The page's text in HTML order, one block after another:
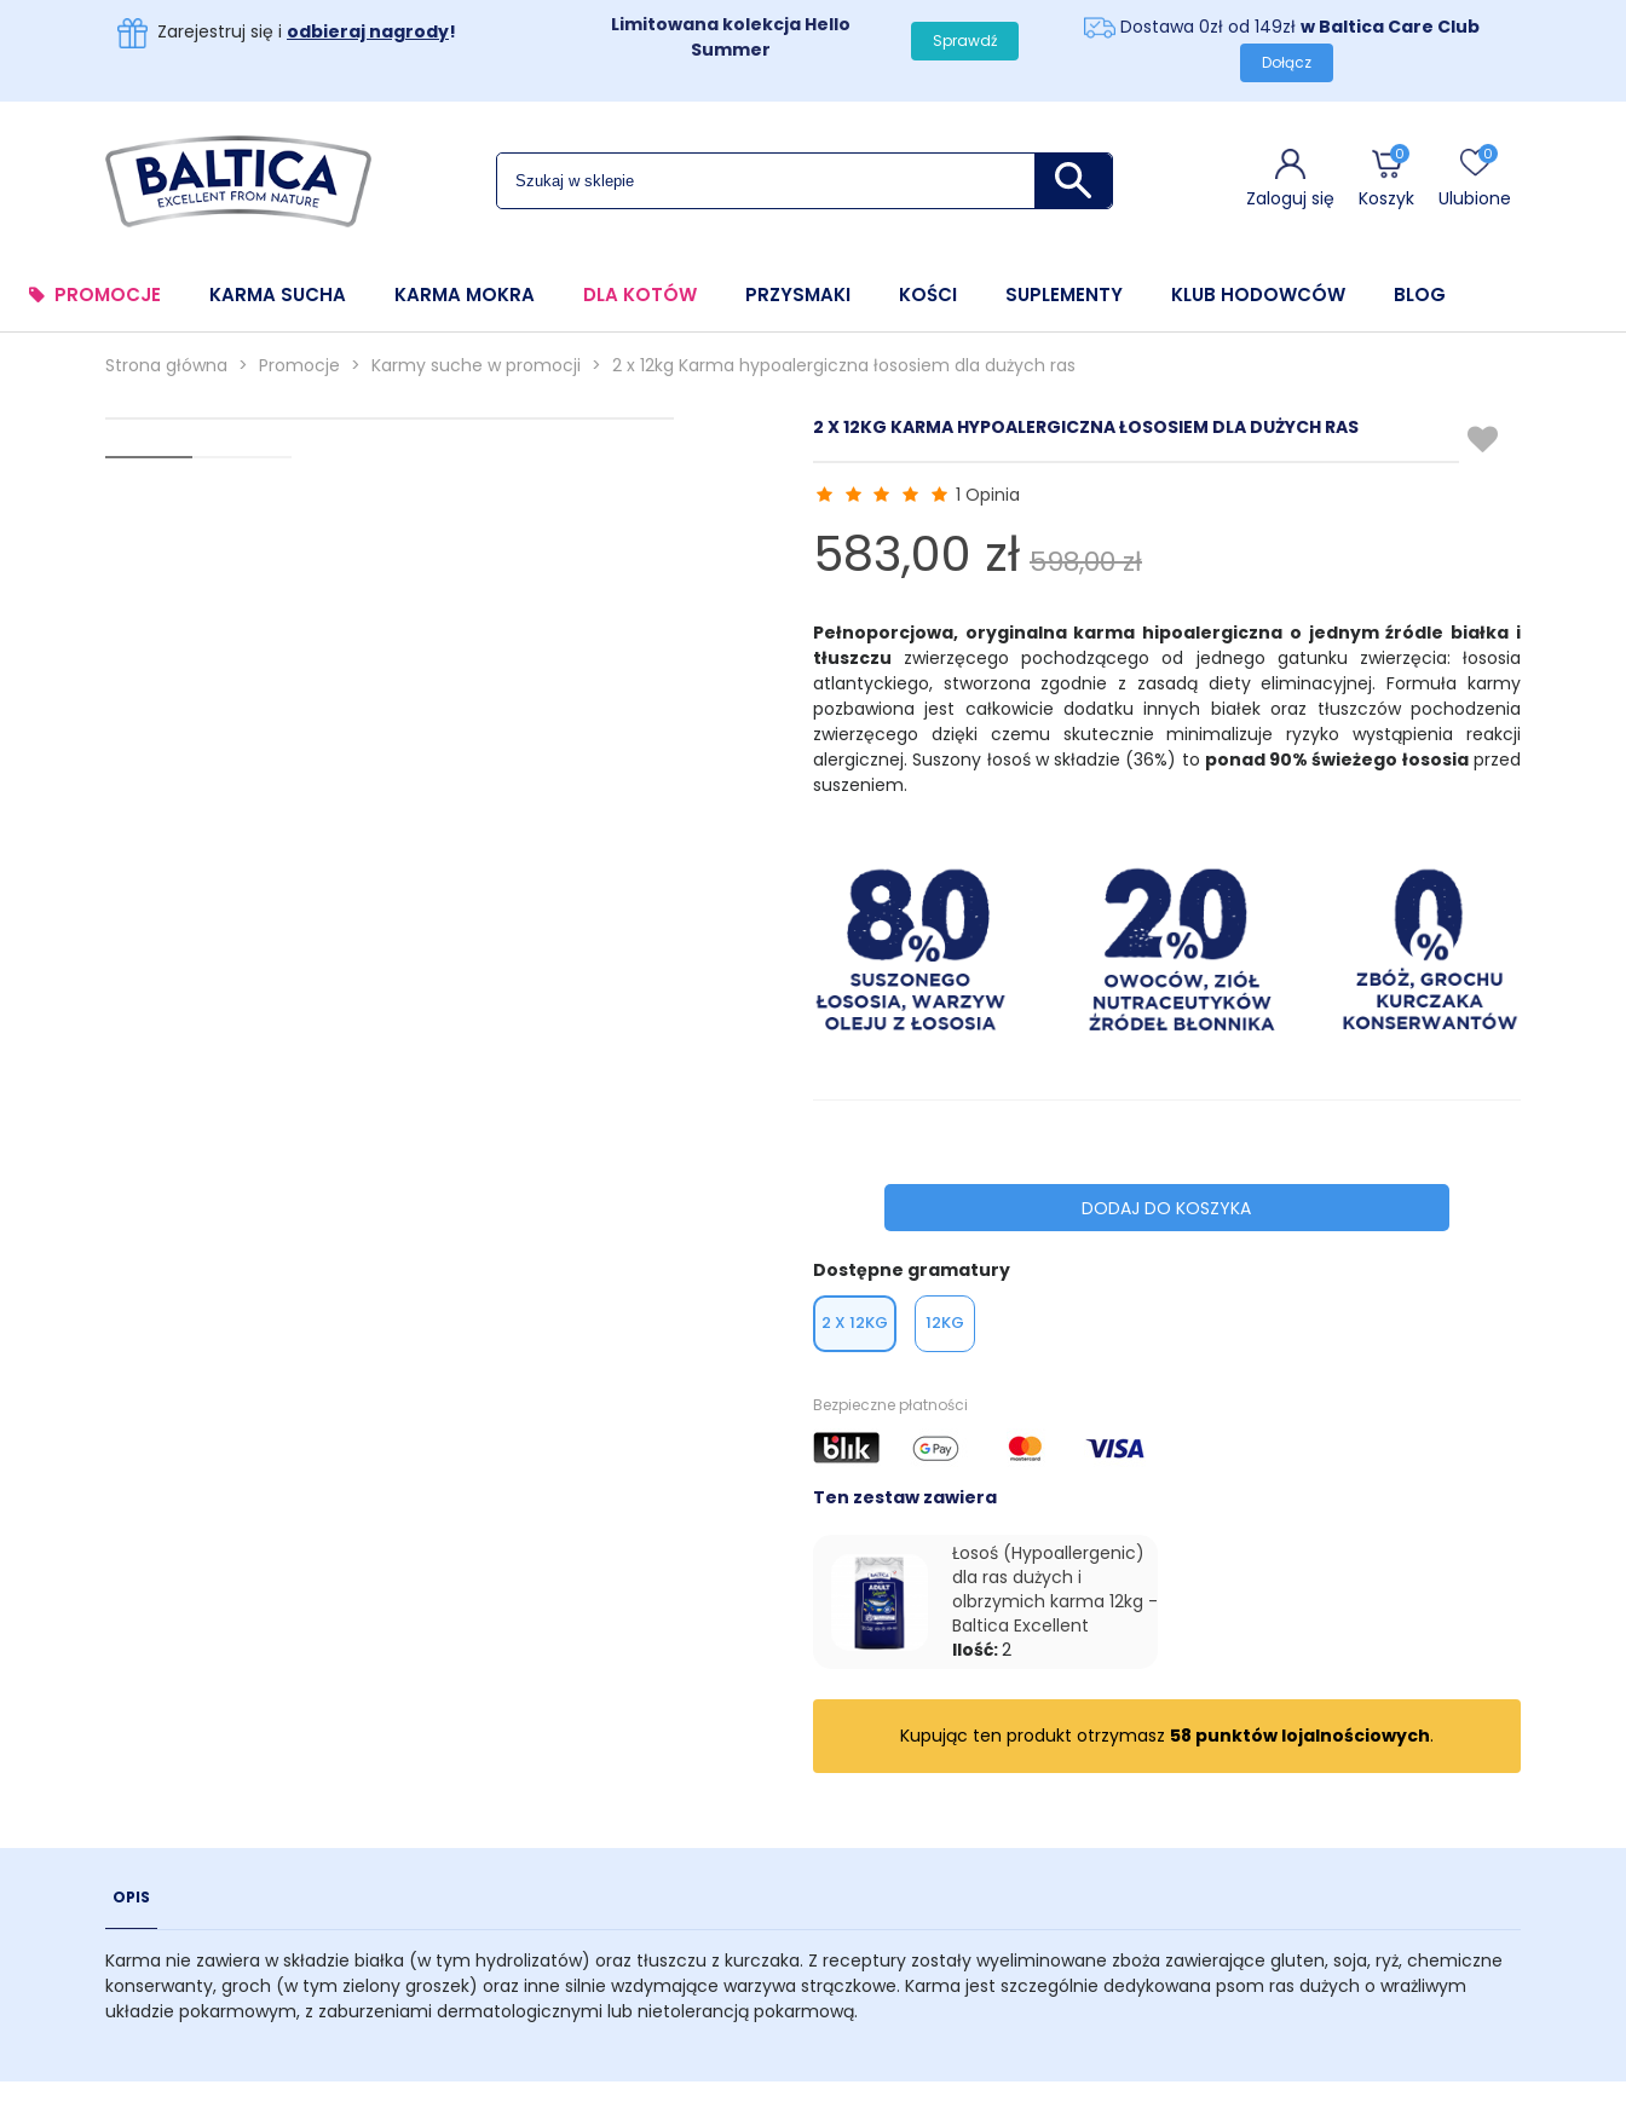
Zarejestruj się i odbieraj nagrody!
Limitowana kolekcja Hello
Summer
Sprawdź
Dostawa 0zł od 149zł w Baltica Care Club
Dołącz
Zaloguj się
0
Koszyk
0
Ulubione
PROMOCJE KARMA SUCHA KARMA MOKRA DLA KOTÓW PRZYSMAKI KOŚCI SUPLEMENTY KLUB HODOWCÓW BLOG
Strona główna > Promocje > Karmy suche w promocji > 2 x 12kg Karma hypoalergiczna łososiem dla dużych ras
2 X 12KG KARMA HYPOALERGICZNA ŁOSOSIEM DLA DUŻYCH RAS
1 Opinia
583,00 zł 598,00 zł
Pełnoporcjowa, oryginalna karma hipoalergiczna o jednym źródle białka i
tłuszczu zwierzęcego pochodzącego od jednego gatunku zwierzęcia: łososia
atlantyckiego, stworzona zgodnie z zasadą diety eliminacyjnej. Formuła karmy
pozbawiona jest całkowicie dodatku innych białek oraz tłuszczów pochodzenia
zwierzęcego dzięki czemu skutecznie minimalizuje ryzyko wystąpienia reakcji
alergicznej. Suszony łosoś w składzie (36%) to ponad 90% świeżego łososiaprzed
suszeniem.
DODAJ DO KOSZYKA
Dostępne gramatury
2 X 12KG 12KG
Bezpieczne płatności
Ten zestaw zawiera
Łosoś (Hypoallergenic)
dla ras dużych i
olbrzymich karma 12kg -
Baltica Excellent
Ilość:2
Kupując ten produkt otrzymasz 58 punktów lojalnościowych.
OPIS
Karma nie zawiera w składzie białka (w tym hydrolizatów) oraz tłuszczu z kurczaka. Z receptury zostały wyeliminowane zboża zawierające gluten, soja, ryż, chemiczne
konserwanty, groch (w tym zielony groszek) oraz inne silnie wzdymające warzywa strączkowe. Karma jest szczególnie dedykowana psom ras dużych o wrażliwym
układzie pokarmowym, z zaburzeniami dermatologicznymi lub nietolerancją pokarmową.